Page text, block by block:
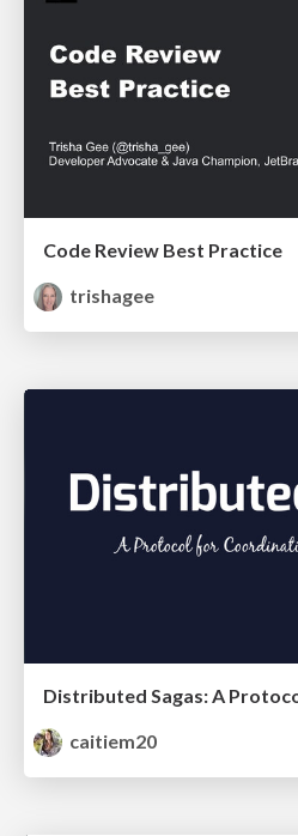
Code Review Best Practice
trishagee
caitiem20